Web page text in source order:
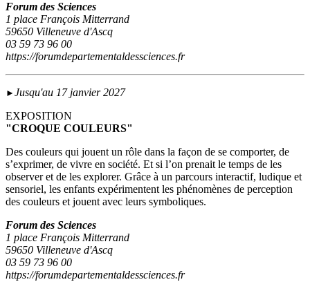
Forum des Sciences
1 place François Mitterrand
59650 Villeneuve d'Ascq
03 59 73 96 00
https://forumdepartementaldessciences.fr
► Jusqu'au 17 janvier 2027
EXPOSITION
"CROQUE COULEURS"
Des couleurs qui jouent un rôle dans la façon de se comporter, de
s’exprimer, de vivre en société. Et si l’on prenait le temps de les
observer et de les explorer. Grâce à un parcours interactif, ludique et
sensoriel, les enfants expérimentent les phénomènes de perception
des couleurs et jouent avec leurs symboliques.
Forum des Sciences
1 place François Mitterrand
59650 Villeneuve d'Ascq
03 59 73 96 00
https://forumdepartementaldessciences.fr